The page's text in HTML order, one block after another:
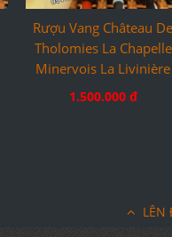
Rượu Vang Château De
Tholomies La Chapelle
Minervois La Livinière
1.500.000 đ
LÊN